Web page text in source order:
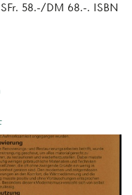
58.-/DM 68.-. ISBN